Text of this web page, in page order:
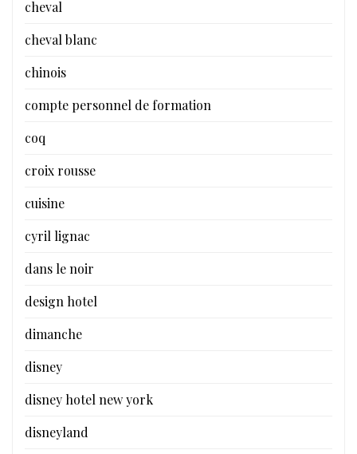
cheval
cheval blanc
chinois
compte personnel de formation
coq
croix rousse
cuisine
cyril lignac
dans le noir
design hotel
dimanche
disney
disney hotel new york
disneyland